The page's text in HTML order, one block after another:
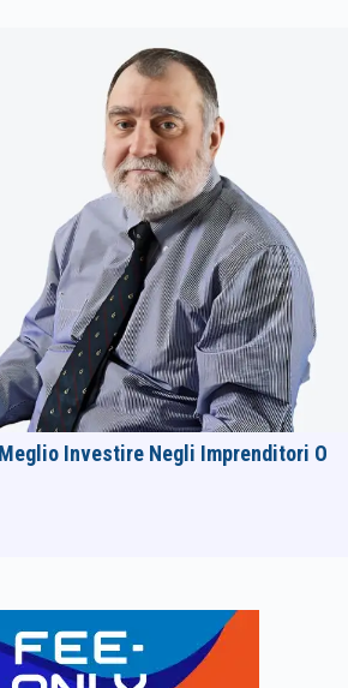
Investire Negli Imprenditori O